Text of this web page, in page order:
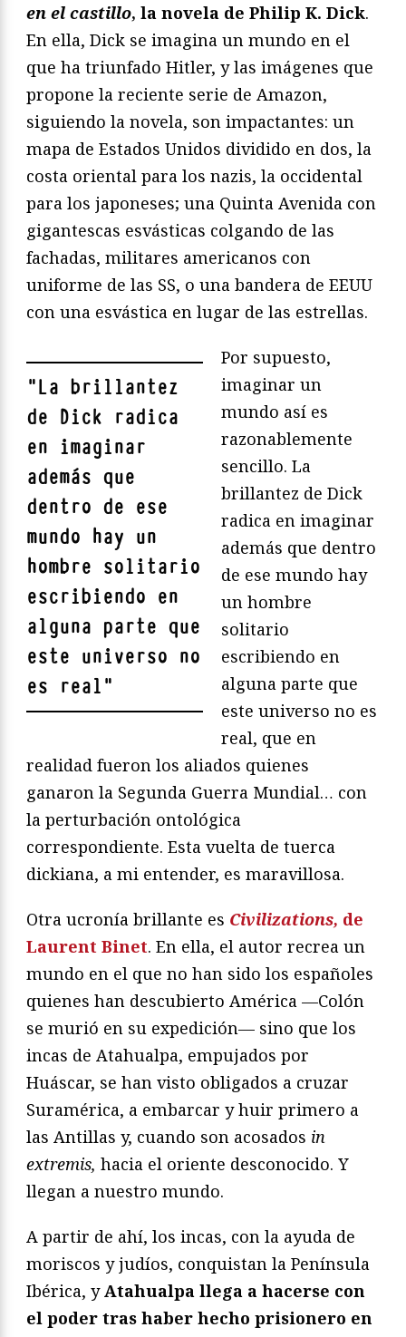
en el castillo, la novela de Philip K. Dick.
En ella, Dick se imagina un mundo en el
que ha triunfado Hitler, y las imágenes que
propone la reciente serie de Amazon,
siguiendo la novela, son impactantes: un
mapa de Estados Unidos dividido en dos, la
costa oriental para los nazis, la occidental
para los japoneses; una Quinta Avenida con
gigantescas esvásticas colgando de las
fachadas, militares americanos con
uniforme de las SS, o una bandera de EEUU
con una esvástica en lugar de las estrellas.
"La brillantez
de Dick radica
en imaginar
además que
dentro de ese
mundo hay un
hombre solitario
escribiendo en
alguna parte que
este universo no
es real"
Por supuesto,
imaginar un
mundo así es
razonablemente
sencillo. La
brillantez de Dick
radica en imaginar
además que dentro
de ese mundo hay
un hombre
solitario
escribiendo en
alguna parte que
este universo no es
real, que en
realidad fueron los aliados quienes
ganaron la Segunda Guerra Mundial… con
la perturbación ontológica
correspondiente. Esta vuelta de tuerca
dickiana, a mi entender, es maravillosa.
Otra ucronía brillante es Civilizations, de
Laurent Binet. En ella, el autor recrea un
mundo en el que no han sido los españoles
quienes han descubierto América —Colón
se murió en su expedición— sino que los
incas de Atahualpa, empujados por
Huáscar, se han visto obligados a cruzar
Suramérica, a embarcar y huir primero a
las Antillas y, cuando son acosados in
extremis, hacia el oriente desconocido. Y
llegan a nuestro mundo.
A partir de ahí, los incas, con la ayuda de
moriscos y judíos, conquistan la Península
Ibérica, yAtahualpa llega a hacerse con
el poder tras haber hecho prisionero en